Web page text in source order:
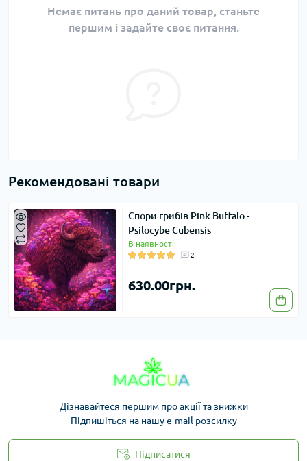
Немає питань про даний товар, станьте
першим і задайте своє питання.
Рекомендовані товари
Спори грибів Pink Buffalo -
Psilocybe Cubensis
В наявності
2
630.00грн.
Дізнавайтеся першим про акції та знижки
Підпишіться на нашу e-mail розсилку
Підписатися